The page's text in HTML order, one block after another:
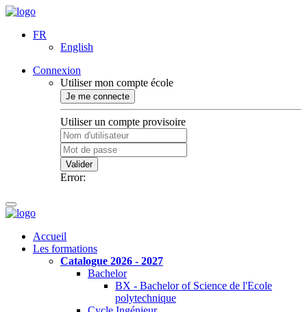
FR
English
Connexion
Utiliser mon compte école
Je me connecte
Utiliser un compte provisoire
Valider
Error:
Accueil
Les formations
Catalogue 2026 - 2027
Bachelor
BX - Bachelor of Science de l'Ecole
polytechnique